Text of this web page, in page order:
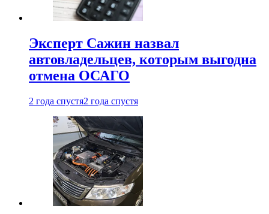
Эксперт Сажин назвал
автовладельцев, которым выгодна
отмена ОСАГО
2 года спустя2 года спустя